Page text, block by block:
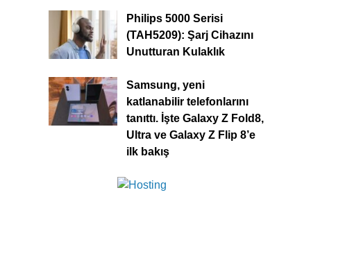
Philips 5000 Serisi
(TAH5209): Şarj Cihazını
Unutturan Kulaklık
Samsung, yeni
katlanabilir telefonlarını
tanıttı. İşte Galaxy Z Fold8,
Ultra ve Galaxy Z Flip 8’e
ilk bakış